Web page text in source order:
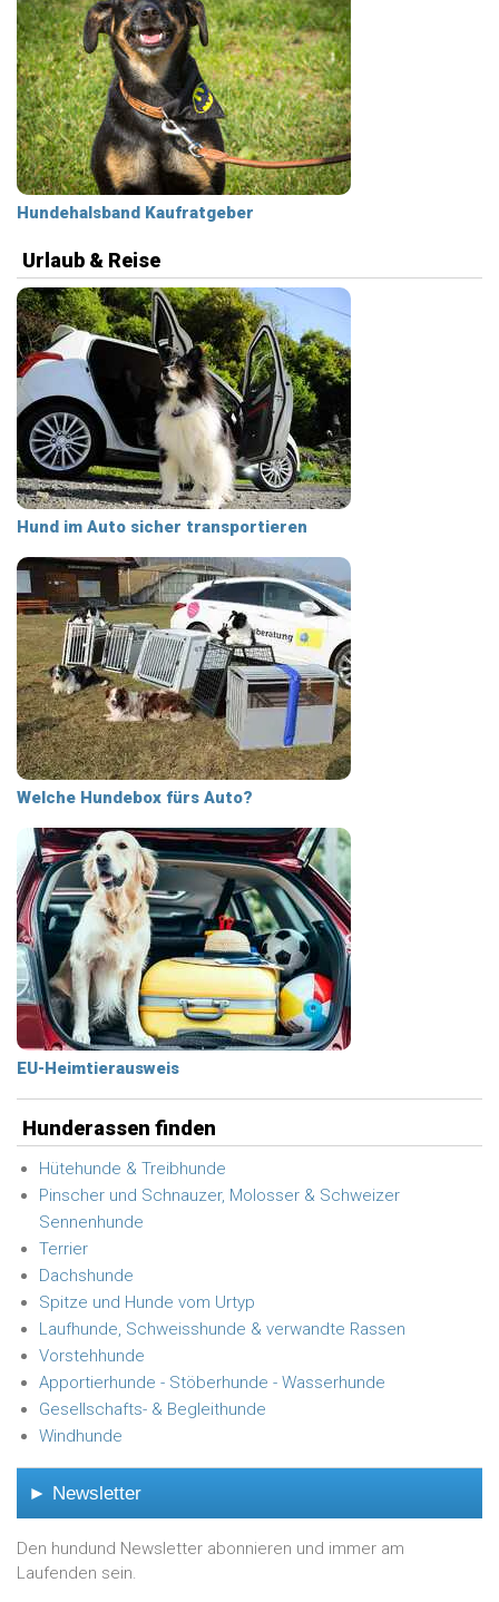
Hundehalsband Kaufratgeber
Urlaub & Reise
Hund im Auto sicher transportieren
Welche Hundebox fürs Auto?
EU-Heimtierausweis
Hunderassen finden
Hütehunde & Treibhunde
Pinscher und Schnauzer, Molosser & Schweizer
Sennenhunde
Terrier
Dachshunde
Spitze und Hunde vom Urtyp
Laufhunde, Schweisshunde & verwandte Rassen
Vorstehhunde
Apportierhunde - Stöberhunde - Wasserhunde
Gesellschafts- & Begleithunde
Windhunde
► Newsletter
Den hundund Newsletter abonnieren und immer am
Laufenden sein.